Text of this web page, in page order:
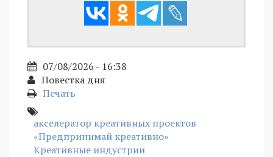
07/08/2026 - 16:38
Повестка дня
Печать
акселератор креативных проектов
«Предпринимай креативно»
Креативные индустрии